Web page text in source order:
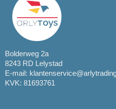
Bolderweg 2a
8243 RD Lelystad
E-mail:
KVK: 81693761